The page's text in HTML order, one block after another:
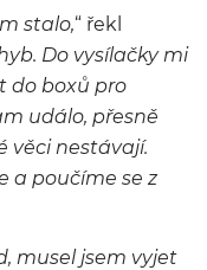
stalo,“ řekl
Do vysílačky mi
do boxů pro
událo, přesně
věci nestávají.
a poučíme se z
musel jsem vyjet